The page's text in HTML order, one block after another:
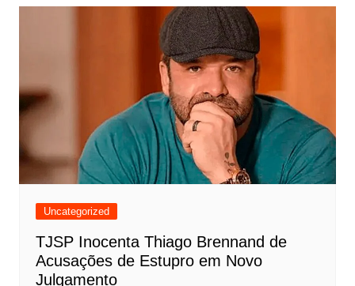
Uncategorized
TJSP Inocenta Thiago Brennand de
Acusações de Estupro em Novo
Julgamento